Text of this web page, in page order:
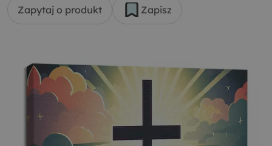
Zapytaj o produkt Zapisz